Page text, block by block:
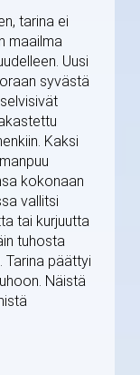
tarina ei
maailma
Uusi
syvästä
Kaksi
kokonaan
vallitsi
tai kurjuutta
tuhosta
Tarina päättyi
Näistä